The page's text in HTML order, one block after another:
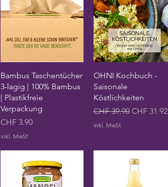
Schnellansicht
Bambus Taschentücher
3-lagig | 100% Bambus
| Plastikfreie
Verpackung
Preis
CHF 3.90
inkl. MwSt
Schnellansicht
OHNI Kochbuch -
Saisonale
Köstlichkeiten
Standardpreis
CHF 39.90 Sale-Preis
CHF 31.92
inkl. MwSt